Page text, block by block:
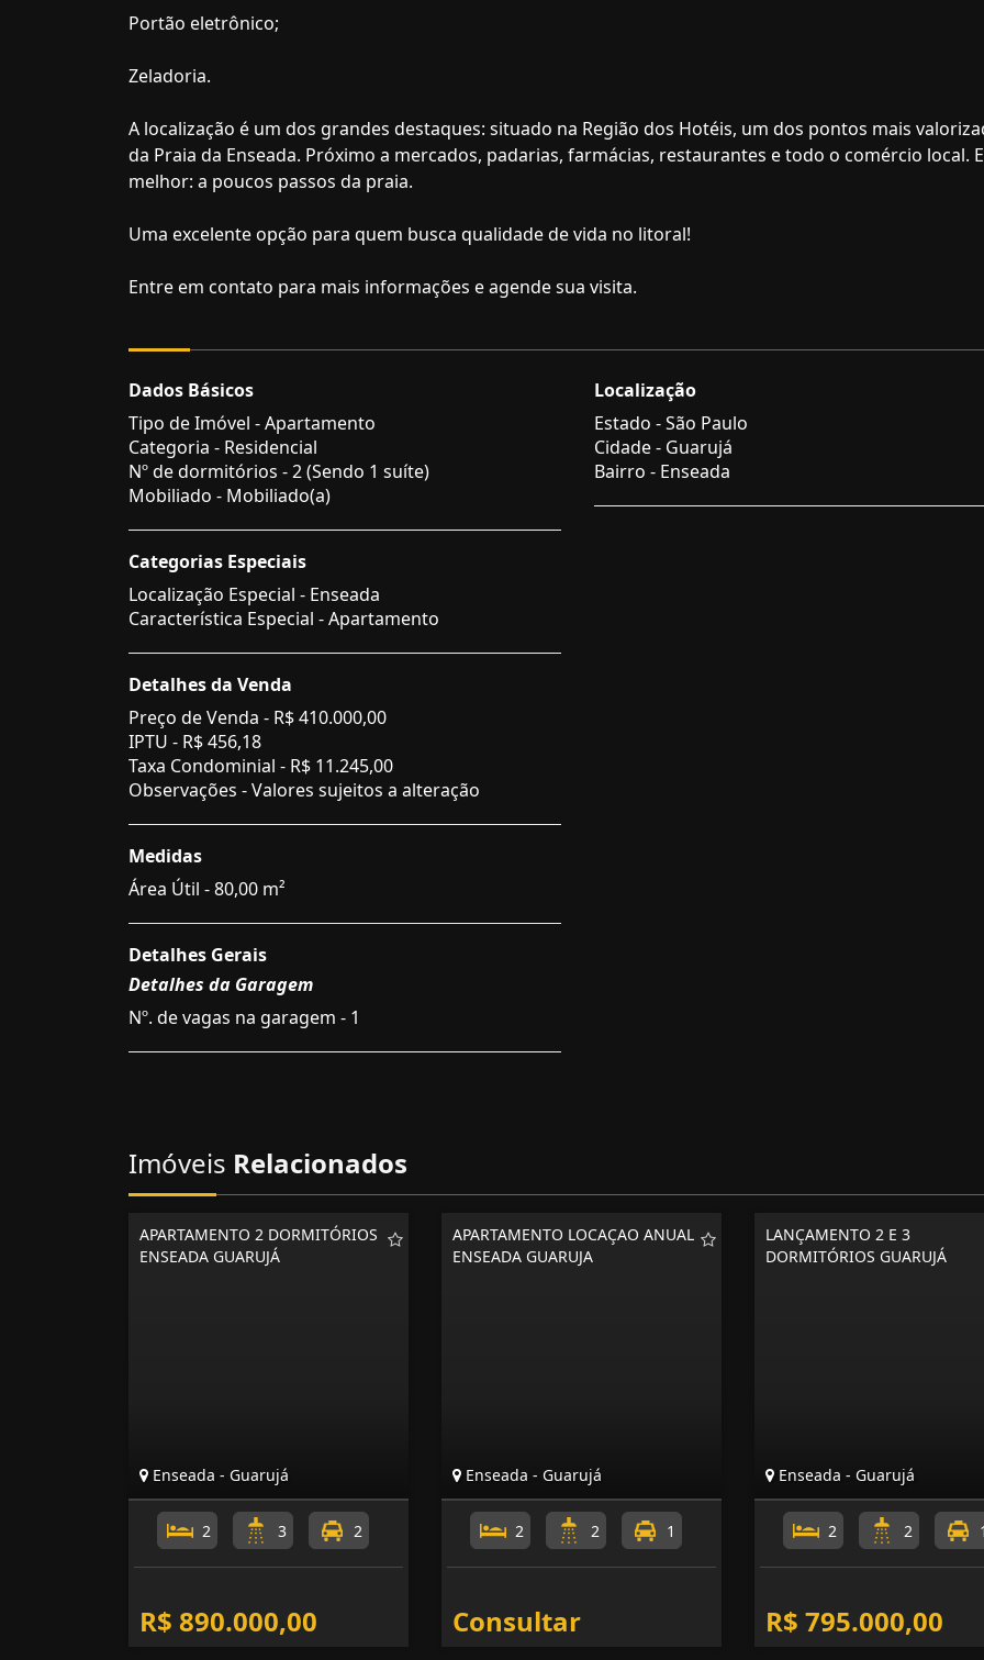
Portão eletrônico;
Zeladoria.
A localização é um dos grandes destaques: situado na Região dos Hotéis, um dos pontos mais
da Praia da Enseada. Próximo a mercados, padarias, farmácias, restaurantes e todo o comércio local.
melhor: a poucos passos da praia.
Uma excelente opção para quem busca qualidade de vida no litoral!
Entre em contato para mais informações e agende sua visita.
Dados Básicos
Tipo de Imóvel - Apartamento
Categoria - Residencial
Nº de dormitórios - 2 (Sendo 1 suíte)
Mobiliado - Mobiliado(a)
Categorias Especiais
Localização Especial - Enseada
Característica Especial - Apartamento
Detalhes da Venda
Preço de Venda - R$ 410.000,00
IPTU - R$ 456,18
Taxa Condominial - R$ 11.245,00
Observações - Valores sujeitos a alteração
Medidas
Área Útil - 80,00 m²
Detalhes Gerais
Detalhes da Garagem
Nº. de vagas na garagem - 1
Localização
Estado -São Paulo
Cidade - Guarujá
Bairro - Enseada
Imóveis Relacionados
APARTAMENTO 2 DORMITÓRIOS
ENSEADA GUARUJÁ
Enseada - Guarujá
2 3 2
R$ 890.000,00
APARTAMENTO LOCAÇAO ANUAL
ENSEADA GUARUJA
Enseada - Guarujá
2 2 1
Consultar
LANÇAMENTO 2 E 3
DORMITÓRIOS GUARUJÁ
Enseada - Guarujá
2 2
R$ 795.000,00